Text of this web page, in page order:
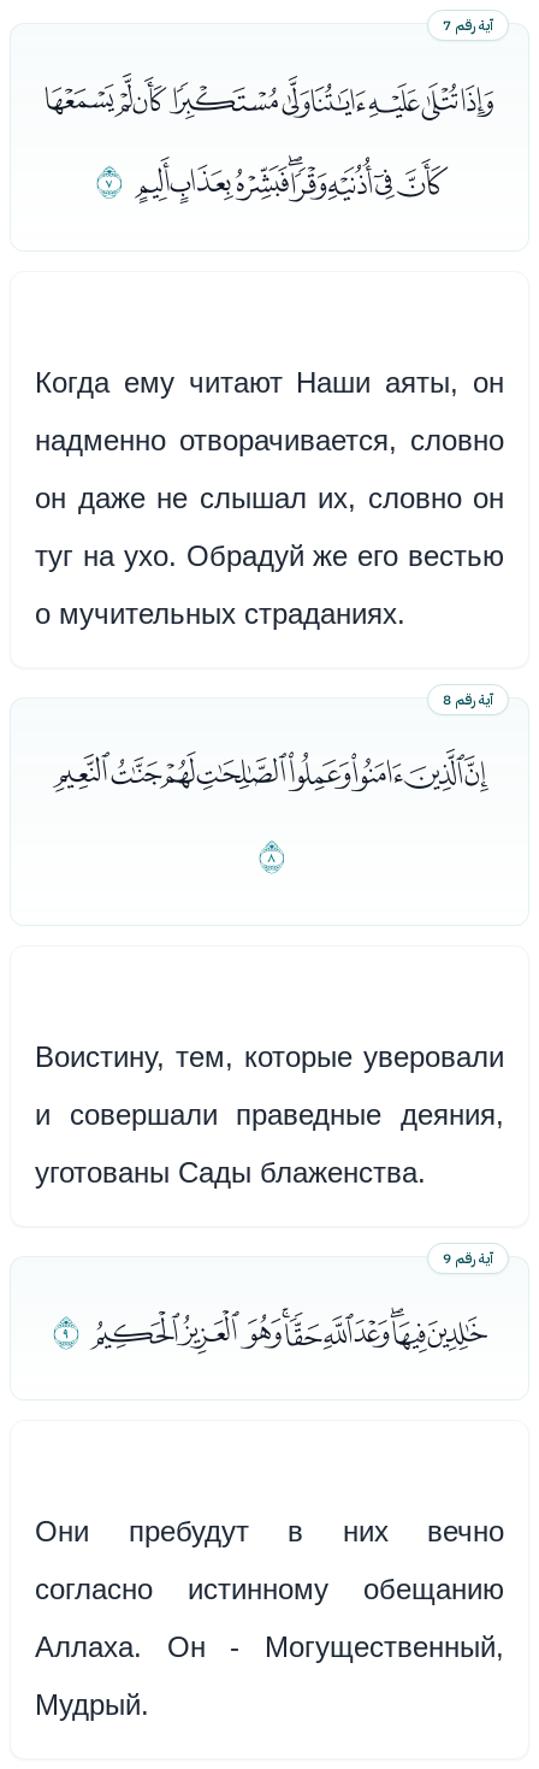
آية رقم 7
ﮄﮅﮆﮇﮈﮉﮊﮋﮌ
ﮍﮎﮏﮐﮑﮒﮓﮔ ﮕ
Когда ему читают Наши аяты, он
надменно отворачивается, словно
он даже не слышал их, словно он
туг на ухо. Обрадуй же его вестью
о мучительных страданиях.
آية رقم 8
ﮖﮗﮘﮙﮚﮛﮜﮝ
ﮞ
Воистину, тем, которые уверовали
и совершали праведные деяния,
уготованы Сады блаженства.
آية رقم 9
ﮟﮠﮡﮢﮣﮤﮥﮦﮧﮨﮩ
Они пребудут в них вечно
согласно истинному обещанию
Аллаха. Он - Могущественный,
Мудрый.